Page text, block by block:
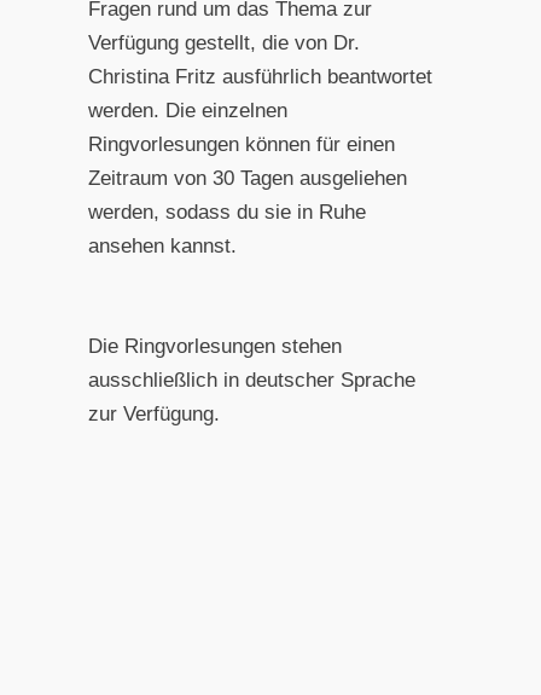
Fragen rund um das Thema zur
Verfügung gestellt, die von Dr.
Christina Fritz ausführlich beantwortet
werden. Die einzelnen
Ringvorlesungen können für einen
Zeitraum von 30 Tagen ausgeliehen
werden, sodass du sie in Ruhe
ansehen kannst.
Die Ringvorlesungen stehen
ausschließlich in deutscher Sprache
zur Verfügung.